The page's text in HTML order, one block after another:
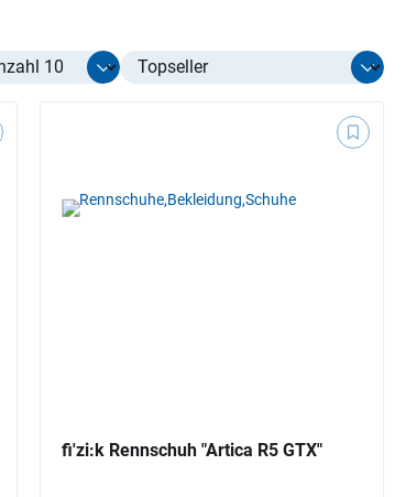
limit
fi'zi:k Rennschuh "Artica R5 GTX"